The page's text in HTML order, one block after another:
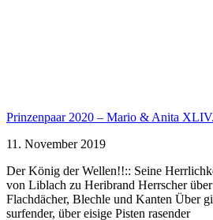
Prinzenpaar 2020 – Mario & Anita XLIV.
11. November 2019
Der König der Wellen!!:: Seine
von Liblach zu Heribrand Herrscher über
Flachdächer, Blechle und Kanten Über
surfender, über eisige Pisten rasender